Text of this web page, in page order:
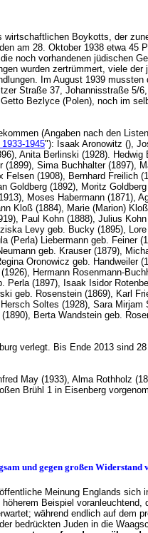
Boykotts, der
am 28. Oktober 1938 etwa 45
noch vorhandenen jüdischen
wurden zertrümmert, viele
Im August 1939
Straße 37, Johannisstraße 5/
Bezlyce (Polen), noch im
(Angaben nach den
1945"): Isaak Aronowitz (),
Anita Berlinski (1928).
Sima Buchhalter (1897),
(1908), Bernhard Freilich
(1892), Moritz
Moses Habermann (1871),
Kloß (1884), Marie (Marion)
Paul Kohn (1888), Julius
Levy geb. Bucky (1895),
(Perla) Liebermann geb. Feiner
geb. Krauser (1879),
Oronowicz geb. Handweiler
Hermann Rosenmann-
(1897), Isaak Isidor
geb. Rosenstein (1869), Karl
Soltes (1928), Sara
Berta Wandstein geb.
verlegt. Bis Ende 2013 sind
May (1933), Alma Rothholz
Brühl 1 in Eisenberg
und gegen großen
Meinung Englands sich
Beispiel voranleuchtend,
während endlich auf dem
bedrückten Juden in die